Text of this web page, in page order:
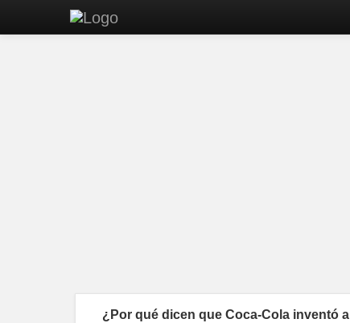
¿Por qué dicen que Coca-Cola inventó a